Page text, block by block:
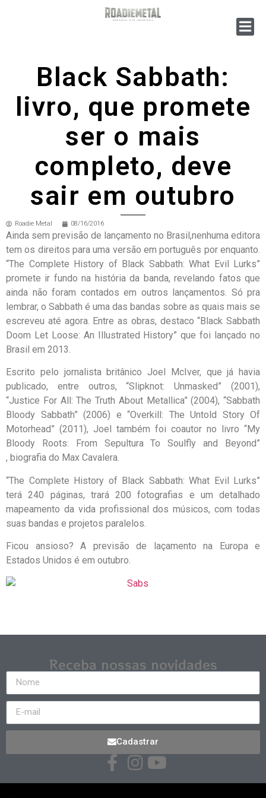
Black Sabbath:
livro, que promete
ser o mais
completo, deve
sair em outubro
Roadie Metal 08/16/2016
Ainda sem previsão de lançamento no Brasil,nenhuma editora
tem os direitos para uma versão em português por enquanto.
“The Complete History of Black Sabbath: What Evil Lurks”
promete ir fundo na história da banda, revelando fatos que
ainda não foram contados em outros lançamentos. Só pra
lembrar, o Sabbath é uma das bandas sobre as quais mais se
escreveu até agora. Entre as obras, destaco “Black Sabbath
Doom Let Loose: An Illustrated History” que foi lançado no
Brasil em 2013.
Escrito pelo jornalista britânico Joel McIver, que já havia
publicado, entre outros, “Slipknot: Unmasked” (2001),
“Justice For All: The Truth About Metallica” (2004), “Sabbath
Bloody Sabbath” (2006) e “Overkill: The Untold Story Of
Motorhead” (2011), Joel também foi coautor no livro “My
Bloody Roots: From Sepultura To Soulfly and Beyond”
, biografia do Max Cavalera.
“The Complete History of Black Sabbath: What Evil Lurks”
terá 240 páginas, trará 200 fotografias e um detalhado
mapeamento da vida profissional dos músicos, com todas
suas bandas e projetos paralelos.
Ficou ansioso? A previsão de laçamento na Europa e
Estados Unidos é em outubro.
Receba nossas novidades
Cadastrar